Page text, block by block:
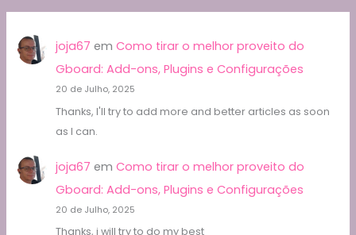
joja67 em Como tirar o melhor proveito do
Gboard: Add-ons, Plugins e Configurações
20 de Julho, 2025
Thanks, I'll try to add more and better articles as soon
as I can.
joja67 em Como tirar o melhor proveito do
Gboard: Add-ons, Plugins e Configurações
20 de Julho, 2025
Thanks, i will try to do my best